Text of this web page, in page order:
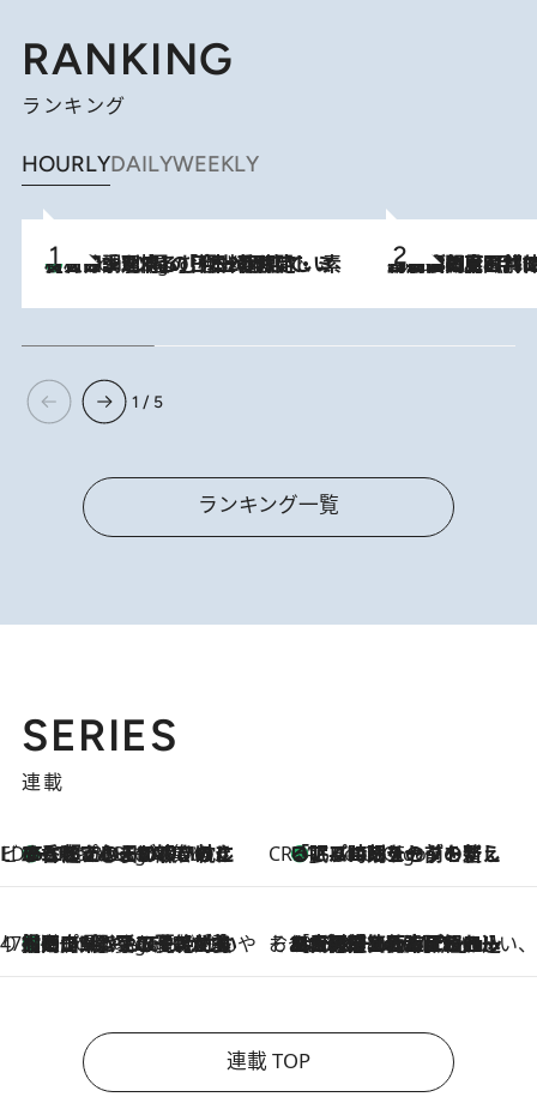
RANKING
ランキング
HOURLYDAILYWEEKLY
2 Hours Ago
【大分・別府】「今一番おいしい食材を調理する」1日2組限定・ミシュラン2ツ星の日本料理店で、素材と四季を愉しむ極上の時間 2026.8.8
「最後に見られてよかった」上野動物園の東園パンダ舎が解体前に特別公開。8月16日まで延長されたパネル展と共に辿る“半世紀”のパンダ飼育《解体工事の図面あり》
1 / 5
ランキング一覧
SERIES
連載
ビューティいいもの集め EDITORS' BEST
2 Hours Ago
35℃超えの日の夜、枕にひと吹き！ BAUMのルームスプレーが、ひのきの香りで心まで解きほぐす CREA'S CHOICE
2 Hours Ago
「眠る時刻をセットする」——眠りの前を整える、バルミューダの新しいアプローチ
47都道府県の手みやげ ひんやりスイーツで夏を満喫
2 Hours Ago
【岡山県】この夏絶対食べたい 冷やしておいしいおやつ3選 フルーツが主役のプリンやアイスが勢揃い そおだよおこの関西おいしい、おやつ紀行
2026.8.9
［大阪府箕面市］一皿一皿目の前で仕上げられる、料理を巧みに組み込んだアシェットデセールコース「ミチル アシェット デセール（Michiru assiette dessert）」
連載 TOP